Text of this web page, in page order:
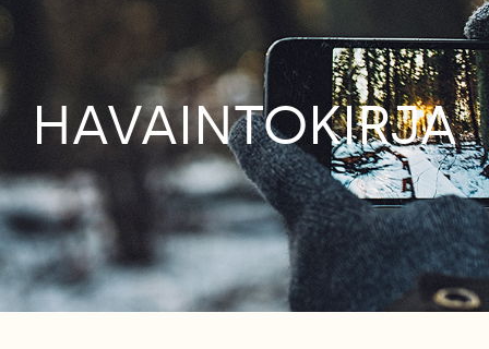
HAVAINTOKIRJA